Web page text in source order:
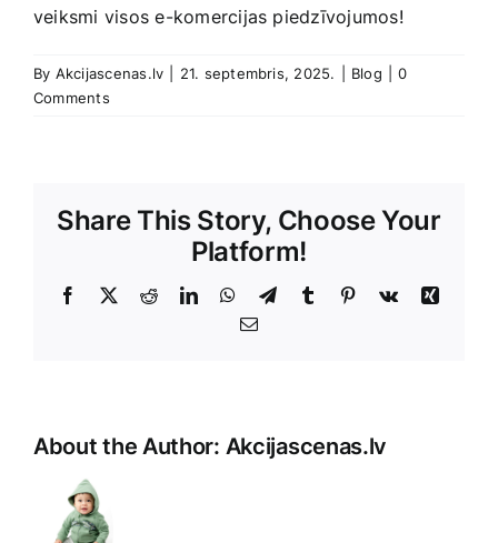
veiksmi visos e-komercijas piedzīvojumos!
By Akcijascenas.lv 21. septembris, 2025. Blog
0
Comments
Share This Story, Choose Your
Platform!
Facebook
X RedditLinkedInWhatsApp
TelegramTumblr Pinterest
Vk
Xing
E-
About the Author: Akcijascenas.lv